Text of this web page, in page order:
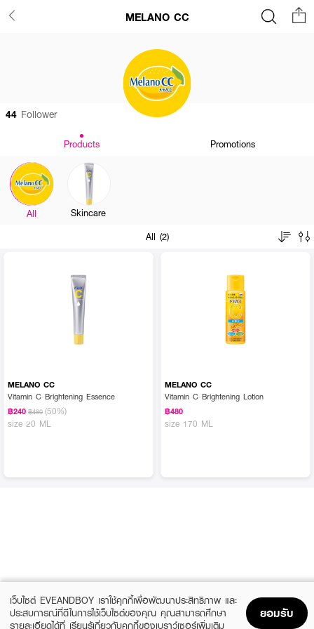
MELANO CC
44 Follower
Products Promotions
All
Skincare
All (2)
MELANO CC
Vitamin C Brightening Essence
฿240 ฿480 (50%)
size 20 ML
MELANO CC
Vitamin C Brightening Lotion
฿480
size 170 ML
เว็บไซต์ EVEANDBOY เราใช้คุกกี้เพื่อพัฒนาประสิทธิภาพ และ
ประสบการณ์ที่ดีในการใช้เว็บไซต์ของคุณ คุณสามารถศึกษา
รายละเอียดได้ที่ เรียนรู้เกี่ยวกับคุกกี้ของเบราว์เซอร์เพิ่มเติม
ยอมรับ